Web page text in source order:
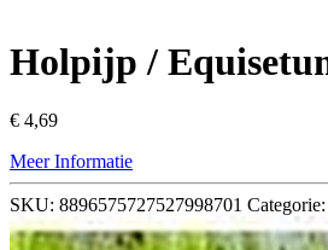
Holpijp /
€ 4,69
Meer Informatie
SKU: 8896575727527998701 Categorie: